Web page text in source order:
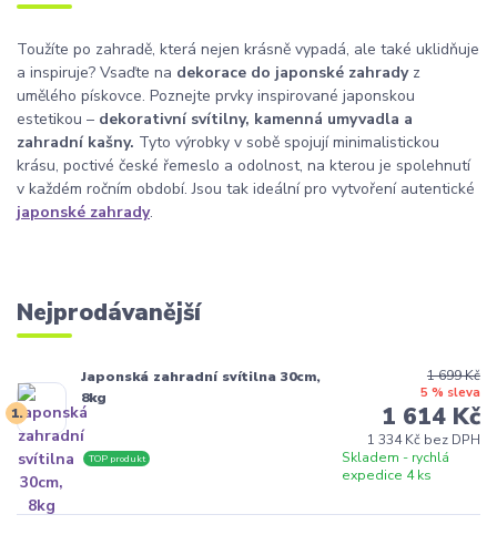
Toužíte po zahradě, která nejen krásně vypadá, ale také uklidňuje
a inspiruje? Vsaďte na dekorace do japonské zahradyz
umělého pískovce. Poznejte prvky inspirované japonskou
estetikou – dekorativní svítilny, kamenná umyvadla a
zahradní kašny. Tyto výrobky v sobě spojují minimalistickou
krásu, poctivé české řemeslo a odolnost, na kterou je spolehnutí
v každém ročním období. Jsou tak ideální pro vytvoření autentické
japonské zahrady.
Nejprodávanější
1.
Japonská zahradní svítilna 30cm,
8kg
Skladem - rychlá
expedice 4 ks
TOP produkt
1 699 Kč
5 % sleva
1 614 Kč
1 334 Kč bez DPH